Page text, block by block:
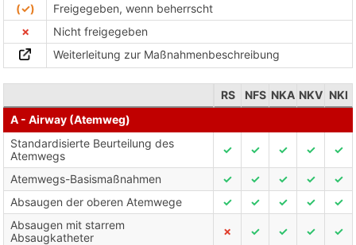
(✓)
Freigegeben, wenn beherrscht
✗
Nicht freigegeben
Weiterleitung zur Maßnahmenbeschreibung
RS NFS NKA NKV NKI
A - Airway (Atemweg)
Standardisierte Beurteilung des
Atemwegs
✓ ✓ ✓ ✓ ✓
Atemwegs-Basismaßnahmen ✓ ✓ ✓ ✓
✓
Absaugen der oberen Atemwege
✓ ✓ ✓ ✓
✓
Absaugen mit starrem
Absaugkatheter
✗ ✓ ✓ ✓ ✓